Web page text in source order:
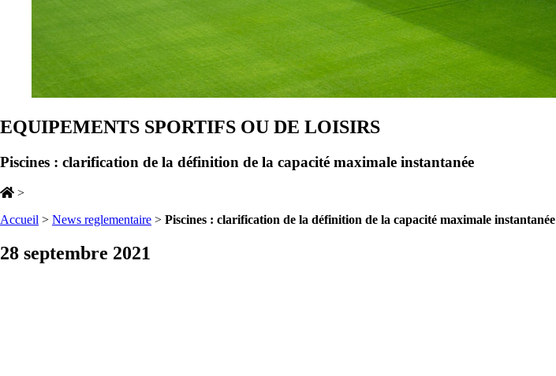
EQUIPEMENTS SPORTIFS OU DE LOISIRS
Piscines : clarification de la définition de la capacité maximale instantanée
>
Accueil > News reglementaire > Piscines : clarification de la définition de la capacité maximale instantanée
28 septembre 2021